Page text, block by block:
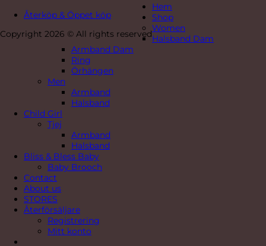
Återköp & Öppet köp
Copyright 2026 © All rights reserved
Hem
Shop
Women
Halsband Dam
Armband Dam
Ring
Örhängen
Men
Armband
Halsband
Child Girl
Tjej
Armband
Halsband
Bliss & Bless Baby
Baby Brooch
Contact
About us
STORES
Återförsäljare
Registrering
Mitt konto